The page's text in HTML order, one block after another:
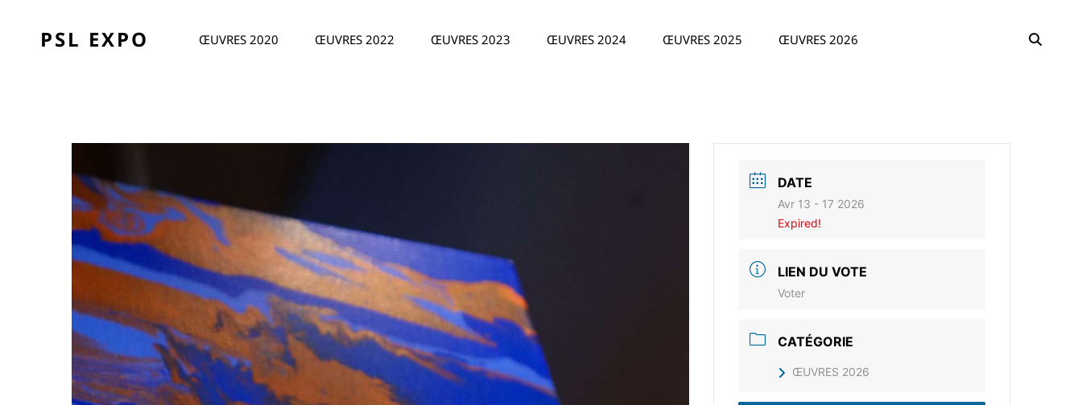
PSL EXPO ŒUVRES 2020 ŒUVRES 2022 ŒUVRES 2023 ŒUVRES 2024 ŒUVRES 2025 ŒUVRES 2026
DATE
Avr 13 - 17 2026
Expired!
LIEN DU VOTE
Voter
CATÉGORIE
ŒUVRES 2026